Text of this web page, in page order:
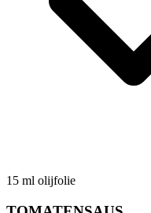
15 ml olijfolie